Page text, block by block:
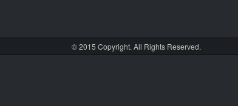
© 2015 Copyright. All Rights Reserved.